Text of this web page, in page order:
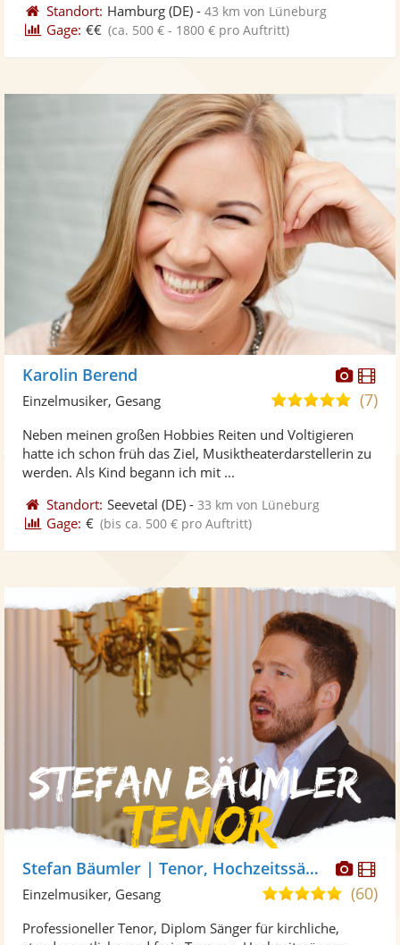
Standort: Hamburg (DE) -43 km von Lüneburg
Gage: €€ (ca. 500 € - 1800 € pro Auftritt)
Karolin Berend
5,0
5
(7)
Einzelmusiker, Gesang
Neben meinen großen Hobbies Reiten und Voltigieren
hatte ich schon früh das Ziel, Musiktheaterdarstellerin zu
werden. Als Kind begann ich mit ...
Standort: Seevetal (DE) -33 km von Lüneburg
Gage: € (bis ca. 500 € pro Auftritt)
Stefan Bäumler | Tenor, Hochzeitssänger Sänger Silberhochzeit Goldene Hochzeit Geburtstag Beerdigung
5,0(60)
Einzelmusiker, Gesang
Professioneller Tenor, Diplom Sänger für kirchliche,